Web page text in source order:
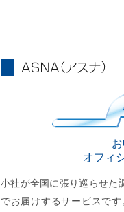
オフィ
小社が全国に張り巡らせた
でお届けするサービスで